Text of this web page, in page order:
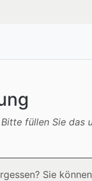
füllen Sie das
Sie